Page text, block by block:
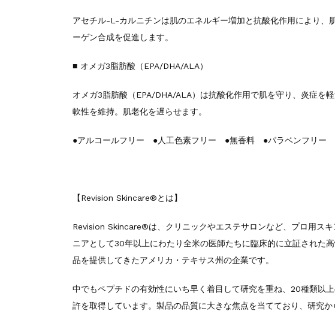
アセチル-L-カルニチンは肌のエネルギー増加と抗酸化作用により、
ーゲン合成を促進します。
■ オメガ3脂肪酸（EPA/DHA/ALA）
オメガ3脂肪酸（EPA/DHA/ALA）は抗酸化作用で肌を守り、炎症を
軟性を維持。肌老化を遅らせます。
●アルコールフリー ●人工色素フリー ●無香料 ●パラベンフリー
【Revision Skincare®︎とは】
Revision Skincare®︎は、クリニックやエステサロンなど、プロ用ス
ニアとして30年以上にわたり全米の医師たちに臨床的に立証された
品を提供してきたアメリカ・テキサス州の企業です。
中でもペプチドの有効性にいち早く着目して研究を重ね、20種類以
許を取得しています。製品の品質に大きな焦点を当てており、研究